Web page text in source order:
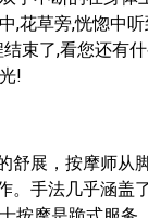
,花草旁,恍惚中
束了,看您还有
!
舒展，按摩师从
。手法几乎涵盖